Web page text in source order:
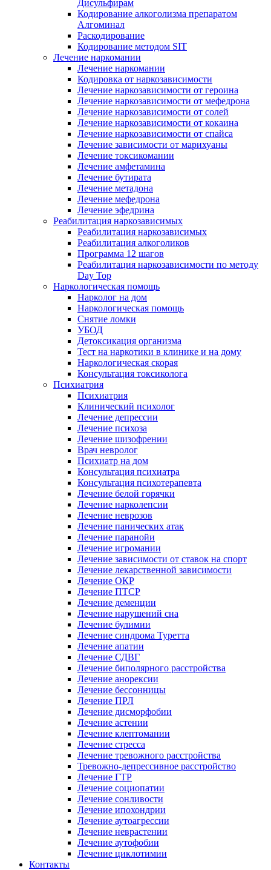
Дисульфирам
Кодирование алкоголизма препаратом
Алгоминал
Раскодирование
Кодирование методом SIT
Лечение наркомании
Лечение наркомании
Кодировка от наркозависимости
Лечение наркозависимости от героина
Лечение наркозависимости от мефедрона
Лечение наркозависимости от солей
Лечение наркозависимости от кокаина
Лечение наркозависимости от спайса
Лечение зависимости от марихуаны
Лечение токсикомании
Лечение амфетамина
Лечение бутирата
Лечение метадона
Лечение мефедрона
Лечение эфедрина
Реабилитация наркозависимых
Реабилитация наркозависимых
Реабилитация алкоголиков
Программа 12 шагов
Реабилитация наркозависимости по методу
Day Top
Наркологическая помощь
Нарколог на дом
Наркологическая помощь
Снятие ломки
УБОД
Детоксикация организма
Тест на наркотики в клинике и на дому
Наркологическая скорая
Консультация токсиколога
Психиатрия
Психиатрия
Клинический психолог
Лечение депрессии
Лечение психоза
Лечение шизофрении
Врач невролог
Психиатр на дом
Консультация психиатра
Консультация психотерапевта
Лечение белой горячки
Лечение нарколепсии
Лечение неврозов
Лечение панических атак
Лечение паранойи
Лечение игромании
Лечение зависимости от ставок на спорт
Лечение лекарственной зависимости
Лечение ОКР
Лечение ПТСР
Лечение деменции
Лечение нарушений сна
Лечение булимии
Лечение синдрома Туретта
Лечение апатии
Лечение СДВГ
Лечение биполярного расстройства
Лечение анорексии
Лечение бессонницы
Лечение ПРЛ
Лечение дисморфобии
Лечение астении
Лечение клептомании
Лечение стресса
Лечение тревожного расстройства
Тревожно-депрессивное расстройство
Лечение ГТР
Лечение социопатии
Лечение сонливости
Лечение ипохондрии
Лечение аутоагрессии
Лечение неврастении
Лечение аутофобии
Лечение циклотимии
Контакты